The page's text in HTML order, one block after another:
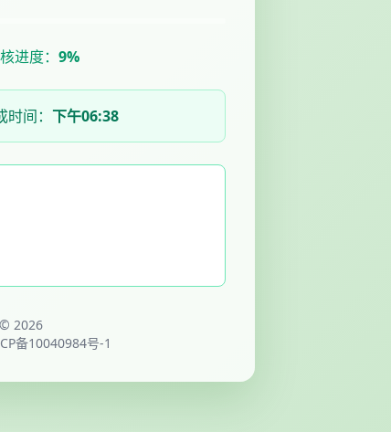
进度： 9%
间： 下午06:38
© 2026
备10040984号-1